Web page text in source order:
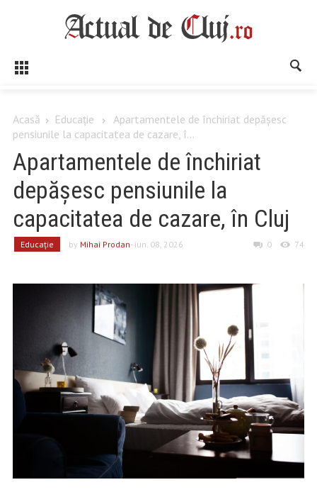
Acasă Educaţie
Apartamentele de închiriat depășesc
pensiunile la capacitatea de cazare, î...
Apartamentele de închiriat
depășesc pensiunile la
capacitatea de cazare, în Cluj
Educaţie by Mihai Prodan- iun. 08, 2026 0 74